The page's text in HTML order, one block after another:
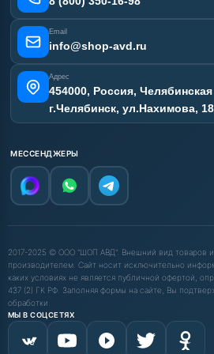
Email
info@shop-avd.ru
Адрес
454000, Россия,
г.Челябинск, ул.Нахимова,
МЕССЕНДЖЕРЫ
2017-2025 © ООО "ШОП АВД". Внешний вид товаров и
производителем. Сайт носит исключительно
каких условиях не является публичной офертой,
437 (2) ГК РФ. Заполняя формы на сайте, Вы
обработки.
МЫ В СОЦСЕТЯХ